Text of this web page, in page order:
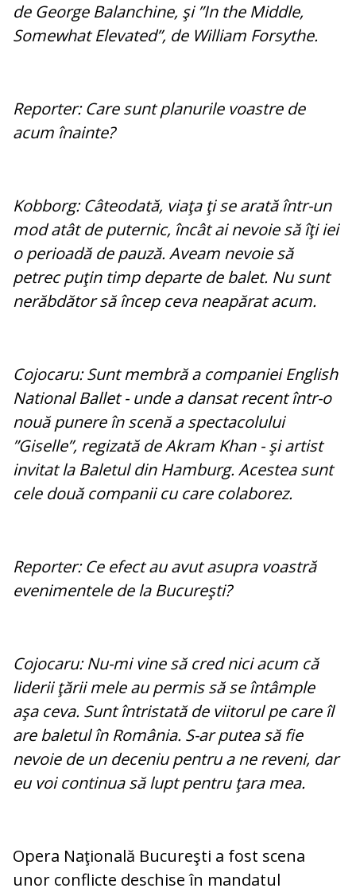
de George Balanchine, şi ”In the Middle,
Somewhat Elevated”, de William Forsythe.
Reporter: Care sunt planurile voastre de
acum înainte?
Kobborg: Câteodată, viaţa ţi se arată într-un
mod atât de puternic, încât ai nevoie să îţi iei
o perioadă de pauză. Aveam nevoie să
petrec puţin timp departe de balet. Nu sunt
nerăbdător să încep ceva neapărat acum.
Cojocaru: Sunt membră a companiei English
National Ballet - unde a dansat recent într-o
nouă punere în scenă a spectacolului
”Giselle”, regizată de Akram Khan - şi artist
invitat la Baletul din Hamburg. Acestea sunt
cele două companii cu care colaborez.
Reporter: Ce efect au avut asupra voastră
evenimentele de la Bucureşti?
Cojocaru: Nu-mi vine să cred nici acum că
liderii ţării mele au permis să se întâmple
aşa ceva. Sunt întristată de viitorul pe care îl
are baletul în România. S-ar putea să fie
nevoie de un deceniu pentru a ne reveni, dar
eu voi continua să lupt pentru ţara mea.
Opera Naţională Bucureşti a fost scena
unor conflicte deschise în mandatul